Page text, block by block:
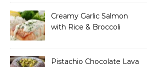
Creamy Garlic Salmon
with Rice & Broccoli
Pistachio Chocolate Lava